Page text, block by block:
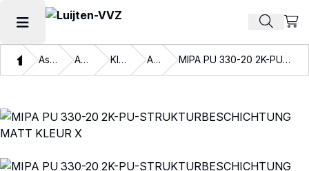
Hoofdmenu openen Zoek
ThuisAssortiment Autolakken Kleurlakken Aflakken MIPA PU 330-20 2K-PU-STRUKTURBESCHICHTUNG MATT KLEUR X